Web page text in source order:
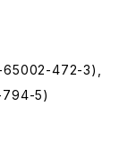
65002-472-3),
794-5)